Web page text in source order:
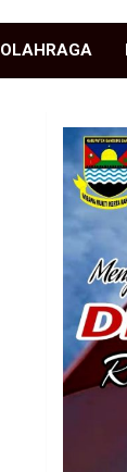
OLAHRAGA